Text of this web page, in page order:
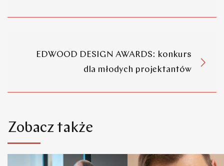
EDWOOD DESIGN AWARDS: konkurs
dla młodych projektantów
Zobacz także